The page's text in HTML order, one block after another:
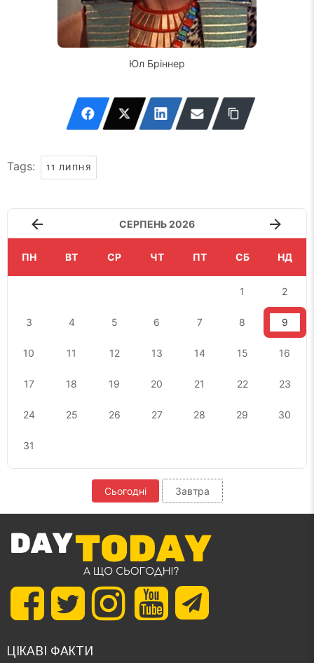
Юл Бріннер
Tags: 11 ЛИПНЯ
СЕРПЕНЬ 2026
ПН ВТ СР ЧТ ПТ СБ НД
1 2
3 4 5 6 7 8 9
10 11 12 13 14 15 16
17 18 19 20 21 22 23
24 25 26 27 28 29 30
31
Сьогодні Завтра
ЦІКАВІ ФАКТИ